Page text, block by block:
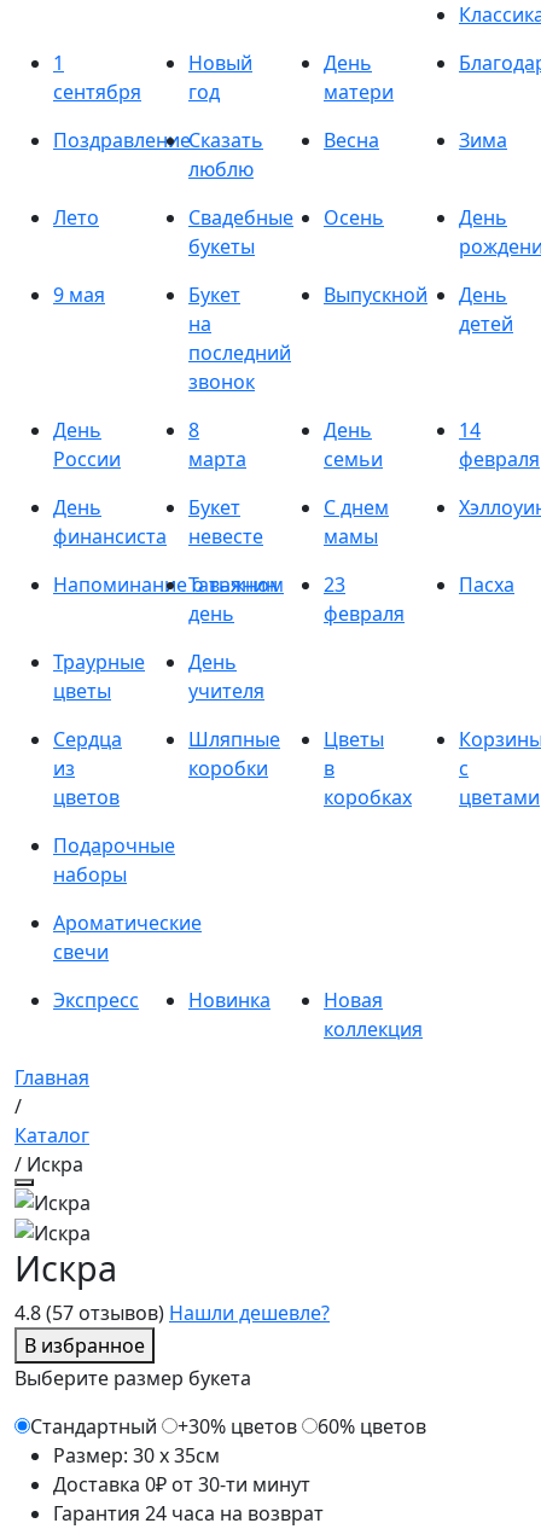
1
сентября
Новый
год
День
матери
ПоздравлениеСказать
люблю
Весна Зима
Лето
Свадебные
букеты
Осень
День
9 мая
Букет
на
последний
звонок
Выпускной
День
детей
День
России
8
марта
День
семьи
14
февраля
День
финансиста
Букет
невесте
С днем
мамы
Напоминание о важном
Татьянин
день
23
февраля
Пасха
Траурные
цветы
День
учителя
Сердца
из
цветов
Шляпные
коробки
Цветы
в
коробках
с
цветами
Подарочные
наборы
Ароматические
свечи
Экспресс
Новинка
Новая
коллекция
Главная
/
Каталог
/ Искра
4.8(57 отзывов) Нашли дешевле?
В избранное
Искра
Выберите размер букета
Стандартный
+30% цветов
60% цветов
Размер: 30 x 35см
Доставка 0₽ от 30-ти минут
Гарантия 24 часа на возврат